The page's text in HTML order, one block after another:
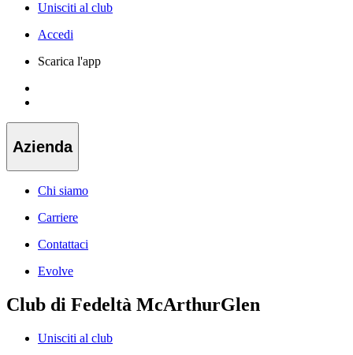
Unisciti al club
Accedi
Scarica l'app
Azienda
Chi siamo
Carriere
Contattaci
Evolve
Club di Fedeltà McArthurGlen
Unisciti al club